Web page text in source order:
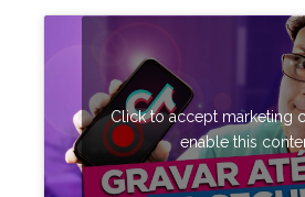
Click to accept marketing
enable this